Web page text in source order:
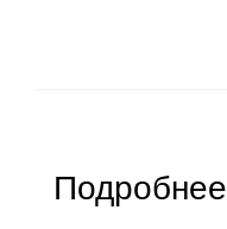
Подробнее